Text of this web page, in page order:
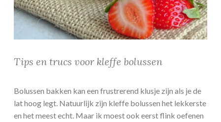
Tips en trucs voor kleffe bolussen
Bolussen bakken kan een frustrerend klusje zijn als je de
lat hoog legt. Natuurlijk zijn kleffe bolussen het lekkerste
en het meest echt. Maar ik moest ook eerst flink oefenen